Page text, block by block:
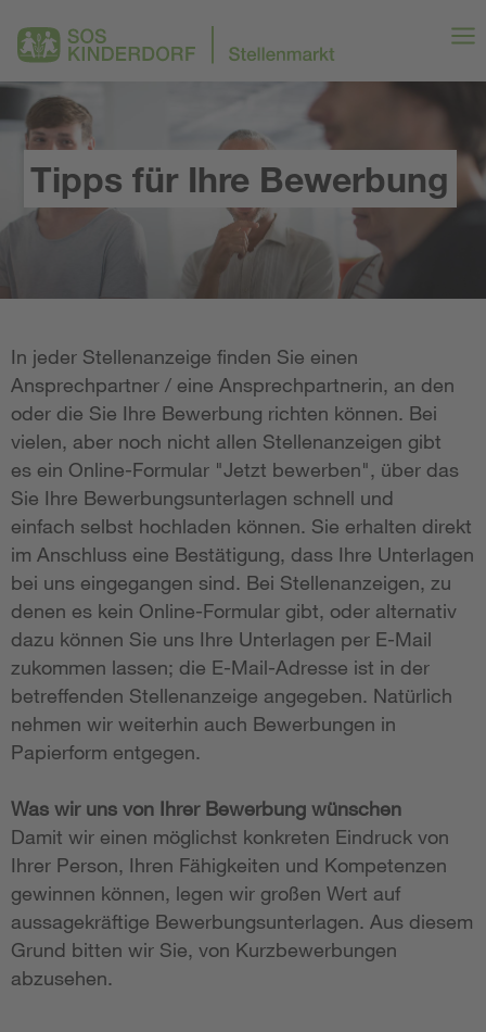
Tipps für Ihre Bewerbung
In jeder Stellenanzeige finden Sie einen
Ansprechpartner / eine Ansprechpartnerin, an den
oder die Sie Ihre Bewerbung richten können. Bei
vielen, aber noch nicht allen Stellenanzeigen gibt
es ein Online-Formular "Jetzt bewerben", über das
Sie Ihre Bewerbungsunterlagen schnell und
einfach selbst hochladen können. Sie erhalten direkt
im Anschluss eine Bestätigung, dass Ihre Unterlagen
bei uns eingegangen sind. Bei Stellenanzeigen, zu
denen es kein Online-Formular gibt, oder alternativ
dazu können Sie uns Ihre Unterlagen per E-Mail
zukommen lassen; die E-Mail-Adresse ist in der
betreffenden Stellenanzeige angegeben. Natürlich
nehmen wir weiterhin auch Bewerbungen in
Papierform entgegen.
Was wir uns von Ihrer Bewerbung wünschen
Damit wir einen möglichst konkreten Eindruck von
Ihrer Person, Ihren Fähigkeiten und Kompetenzen
gewinnen können, legen wir großen Wert auf
aussagekräftige Bewerbungsunterlagen. Aus diesem
Grund bitten wir Sie, von Kurzbewerbungen
abzusehen.